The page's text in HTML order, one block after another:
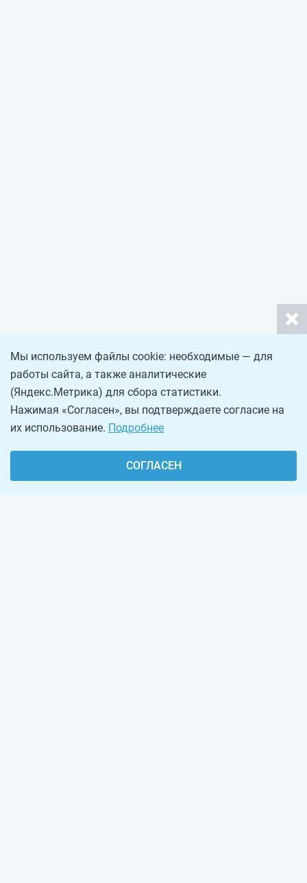
Мы используем файлы cookie: необходимые — для
работы сайта, а также аналитические
(Яндекс.Метрика) для сбора статистики.
Нажимая «Согласен», вы подтверждаете согласие на
их использование. Подробнее
СОГЛАСЕН